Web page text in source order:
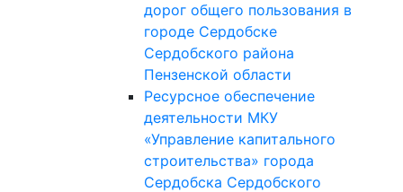
дорог общего пользования в
городе Сердобске
Сердобского района
Пензенской области
Ресурсное обеспечение
деятельности МКУ
«Управление капитального
строительства» города
Сердобска Сердобского